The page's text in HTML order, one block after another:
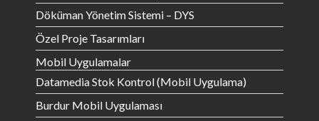
Döküman Yönetim Sistemi – DYS
Özel Proje Tasarımları
Mobil Uygulamalar
Datamedia Stok Kontrol (Mobil Uygulama)
Burdur Mobil Uygulaması